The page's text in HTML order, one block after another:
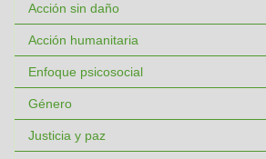
Acción sin daño
Acción humanitaria
Enfoque psicosocial
Género
Justicia y paz